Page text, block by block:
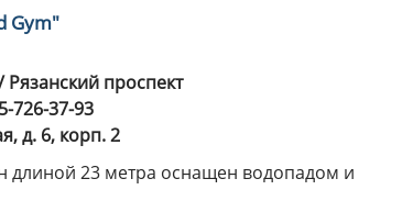
Gym"
проспект
726-37-93
д. 6, корп. 2
длиной 23 метра оснащен водопадом и